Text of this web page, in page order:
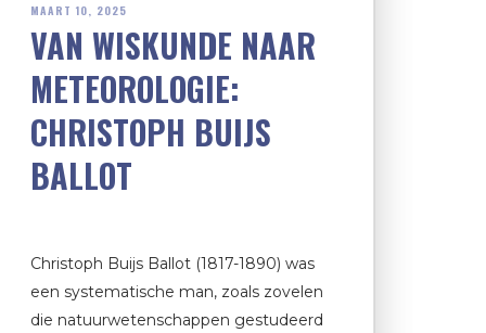
MAART 10, 2025
VAN WISKUNDE NAAR
METEOROLOGIE:
CHRISTOPH BUIJS
BALLOT
Christoph Buijs Ballot (1817-1890) was
een systematische man, zoals zovelen
die natuurwetenschappen gestudeerd